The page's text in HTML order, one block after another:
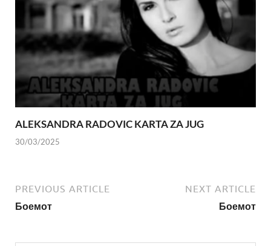
ALEKSANDRA RADOVIC KARTA ZA JUG
30/03/2025
PREVIOUS ARTICLE
Боемот
NEXT ARTICLE
Боемот